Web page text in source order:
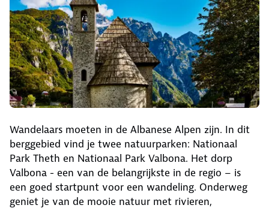
Wandelaars moeten in de Albanese Alpen zijn. In dit
berggebied vind je twee natuurparken: Nationaal
Park Theth en Nationaal Park Valbona. Het dorp
Valbona - een van de belangrijkste in de regio – is
een goed startpunt voor een wandeling. Onderweg
geniet je van de mooie natuur met rivieren,